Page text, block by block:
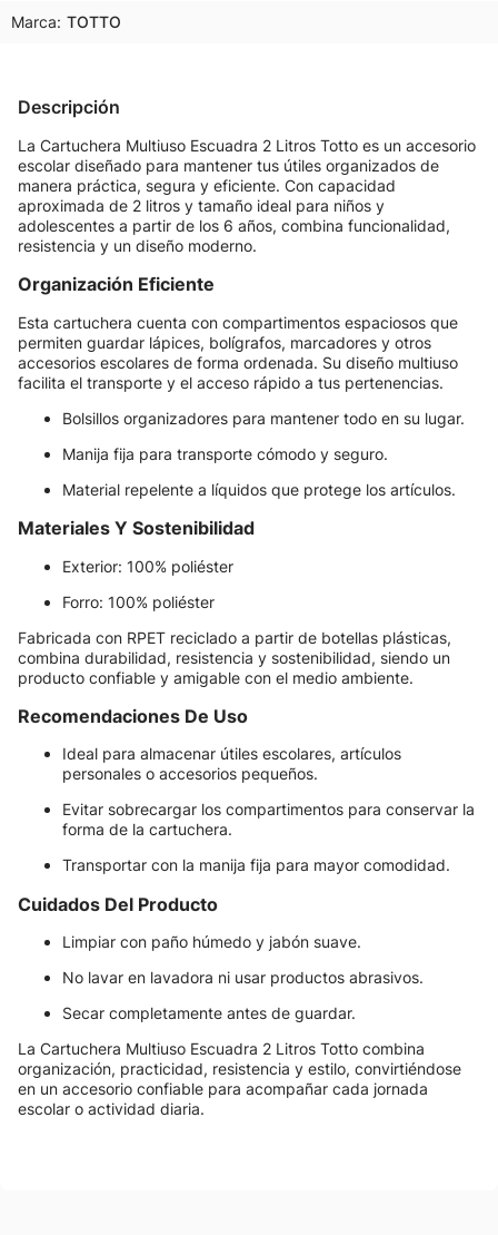
Marca: TOTTO
Descripción
La Cartuchera Multiuso Escuadra 2 Litros Totto es un accesorio
escolar diseñado para mantener tus útiles organizados de
manera práctica, segura y eficiente. Con capacidad
aproximada de 2 litros y tamaño ideal para niños y
adolescentes a partir de los 6 años, combina funcionalidad,
resistencia y un diseño moderno.
Organización Eficiente
Esta cartuchera cuenta con compartimentos espaciosos que
permiten guardar lápices, bolígrafos, marcadores y otros
accesorios escolares de forma ordenada. Su diseño multiuso
facilita el transporte y el acceso rápido a tus pertenencias.
Bolsillos organizadores para mantener todo en su lugar.
Manija fija para transporte cómodo y seguro.
Material repelente a líquidos que protege los artículos.
Materiales Y Sostenibilidad
Exterior: 100% poliéster
Forro: 100% poliéster
Fabricada con RPET reciclado a partir de botellas plásticas,
combina durabilidad, resistencia y sostenibilidad, siendo un
producto confiable y amigable con el medio ambiente.
Recomendaciones De Uso
Ideal para almacenar útiles escolares, artículos
personales o accesorios pequeños.
Evitar sobrecargar los compartimentos para conservar la
forma de la cartuchera.
Transportar con la manija fija para mayor comodidad.
Cuidados Del Producto
Limpiar con paño húmedo y jabón suave.
No lavar en lavadora ni usar productos abrasivos.
Secar completamente antes de guardar.
La Cartuchera Multiuso Escuadra 2 Litros Totto combina
organización, practicidad, resistencia y estilo, convirtiéndose
en un accesorio confiable para acompañar cada jornada
escolar o actividad diaria.